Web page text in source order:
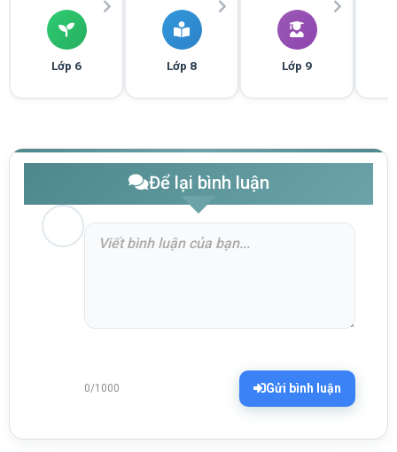
Lớp 6 Lớp 8 Lớp 9
Để lại bình luận
0/1000 Gửi bình luận